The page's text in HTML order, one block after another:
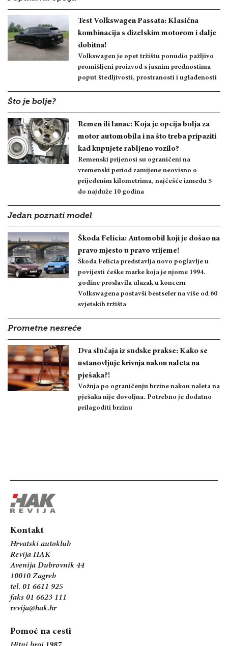
Test Volkswagen Passata: Klasična
kombinacija s dizelskim motorom i dalje
dobitna!
Volkswagen je opet tržištu ponudio pažljivo
promišljeni proizvod s jasnim prednostima
poput štedljivosti, prostranosti i uglađenosti
Što je bolje?
Remen ili lanac: Koja je opcija bolja za
motor automobila i na što treba pripaziti
kad kupujete rabljeno vozilo?
Remenski prijenosi su ograničeni na
vremenski period zamijene neovisno o
prijeđenim kilometrima, najčešće između 5
do najduže 10 godina
Jedan poznati model
Škoda Felicia: Automobil koji je došao na
pravo mjesto u pravo vrijeme!
Škoda Felicia predstavlja novo poglavlje u
povijesti češke marke koja je njome 1994.
godine proslavila ulazak u koncern
Volkswagena postavši bestseler na više od 60
svjetskih tržišta
Prometne nesreće
Dva slučaja iz sudske prakse: Kako se
ustanovljuje krivnja nakon naleta na
pješaka?!
Vožnja po ograničenju brzine nakon naleta na
pješaka nije dovoljna. Potrebno je dodatno
prilagoditi brzinu
Kontakt
Hrvatski autoklub
Revija HAK
Avenija Dubrovnik 44
10010 Zagreb
tel. 01 6611 925
faks 01 6623 111
revija@hak.hr
Pomoć na cesti